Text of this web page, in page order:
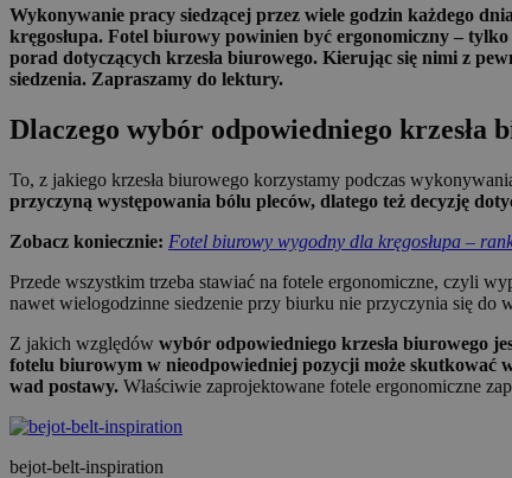
Wykonywanie pracy siedzącej przez wiele godzin każdego
kręgosłupa. Fotel biurowy powinien być ergonomiczny –
porad dotyczących krzesła biurowego. Kierując się nimi z
siedzenia. Zapraszamy do lektury.
Dlaczego wybór odpowiedniego krzesła
To, z jakiego krzesła biurowego korzystamy podczas
przyczyną występowania bólu pleców, dlatego też decyzję
Zobacz koniecznie: Fotel biurowy wygodny dla kręgosłupa –
Przede wszystkim trzeba stawiać na fotele ergonomiczne, czyli
nawet wielogodzinne siedzenie przy biurku nie przyczynia się do
Z jakich względów wybór odpowiedniego krzesła biurowego
fotelu biurowym w nieodpowiedniej pozycji może skutkować
wad postawy. Właściwie zaprojektowane fotele ergonomiczne
bejot-belt-inspiration